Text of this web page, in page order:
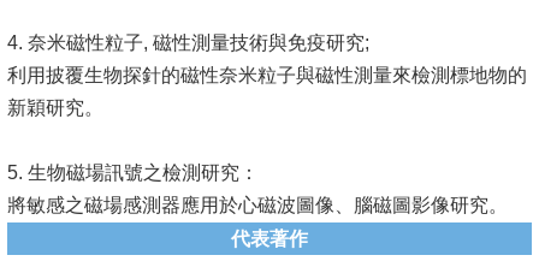
回
首
臺
4. 奈米磁性粒子, 磁性測量技術與免疫研究;
利用披覆生物探針的磁性奈米粒子與磁性測量來檢測標地物的
新穎研究。
5. 生物磁場訊號之檢測研究：
將敏感之磁場感測器應用於心磁波圖像、腦磁圖影像研究。
代表著作